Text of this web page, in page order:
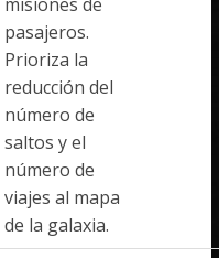
pasajeros.
Prioriza la
reducción del
número de
saltos y el
número de
viajes al mapa
de la galaxia.